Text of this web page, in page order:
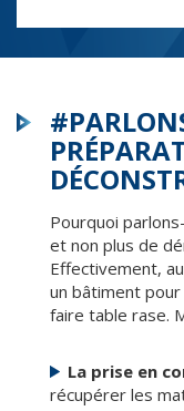
Pourquoi
et non plus de
Effectivement,
un bâtiment
faire table rase.
La prise en
récupérer les